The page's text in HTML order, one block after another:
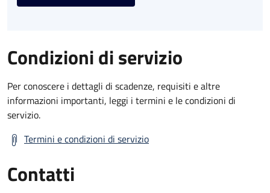
Condizioni di servizio
Per conoscere i dettagli di scadenze, requisiti e altre
informazioni importanti, leggi i termini e le condizioni di
servizio.
Termini e condizioni di servizio
Contatti